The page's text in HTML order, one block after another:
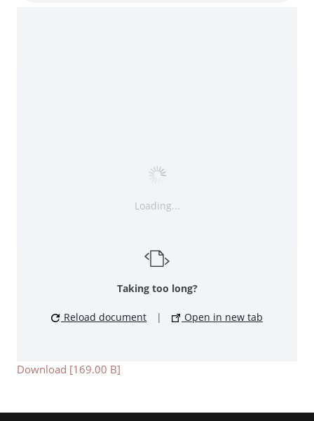
Loading...
Taking too long?
Reload document | Open in new tab
Download [169.00 B]